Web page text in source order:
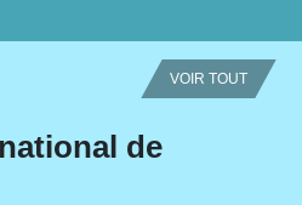
VOIR TOUT
de